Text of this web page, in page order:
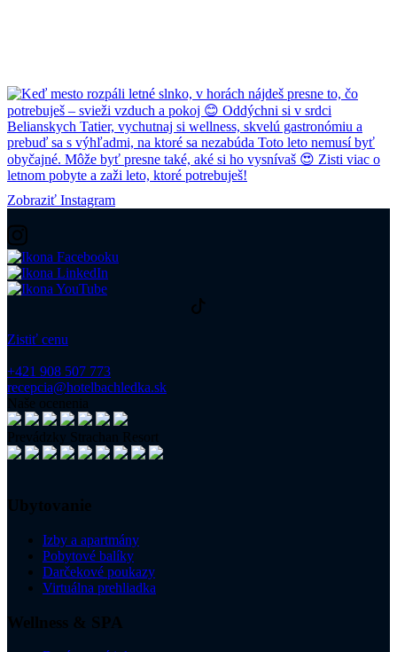
Zobraziť Instagram
Zistiť cenu
+421 908 507 773
recepcia@hotelbachledka.sk
Naše ocenenia
Prevádzky Strachan Resort
Ubytovanie
Izby a apartmány
Pobytové balíky
Darčekové poukazy
Virtuálna prehliadka
Wellness & SPA